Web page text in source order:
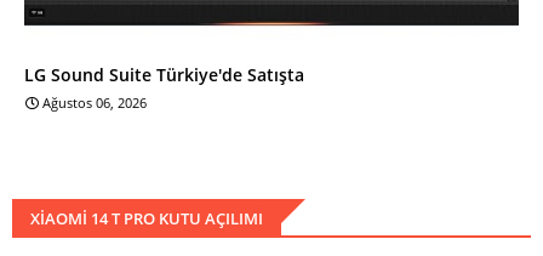
LG Sound Suite Türkiye'de Satışta
Ağustos 06, 2026
XIAOMI 14 T PRO KUTU AÇILIMI